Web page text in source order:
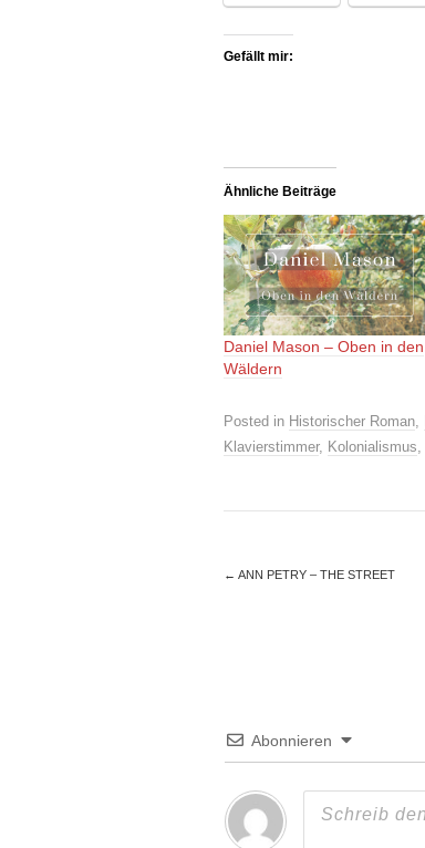
Gefällt mir:
Ähnliche Beiträge
Daniel Mason – Oben in den
Wäldern
Posted in Historischer Roman,
Klavierstimmer, Kolonialismus,
← ANN PETRY – THE STREET
Abonnieren